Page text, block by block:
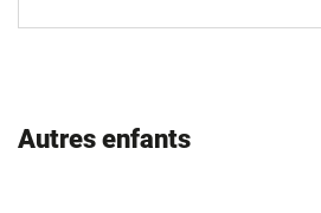
Autres enfants